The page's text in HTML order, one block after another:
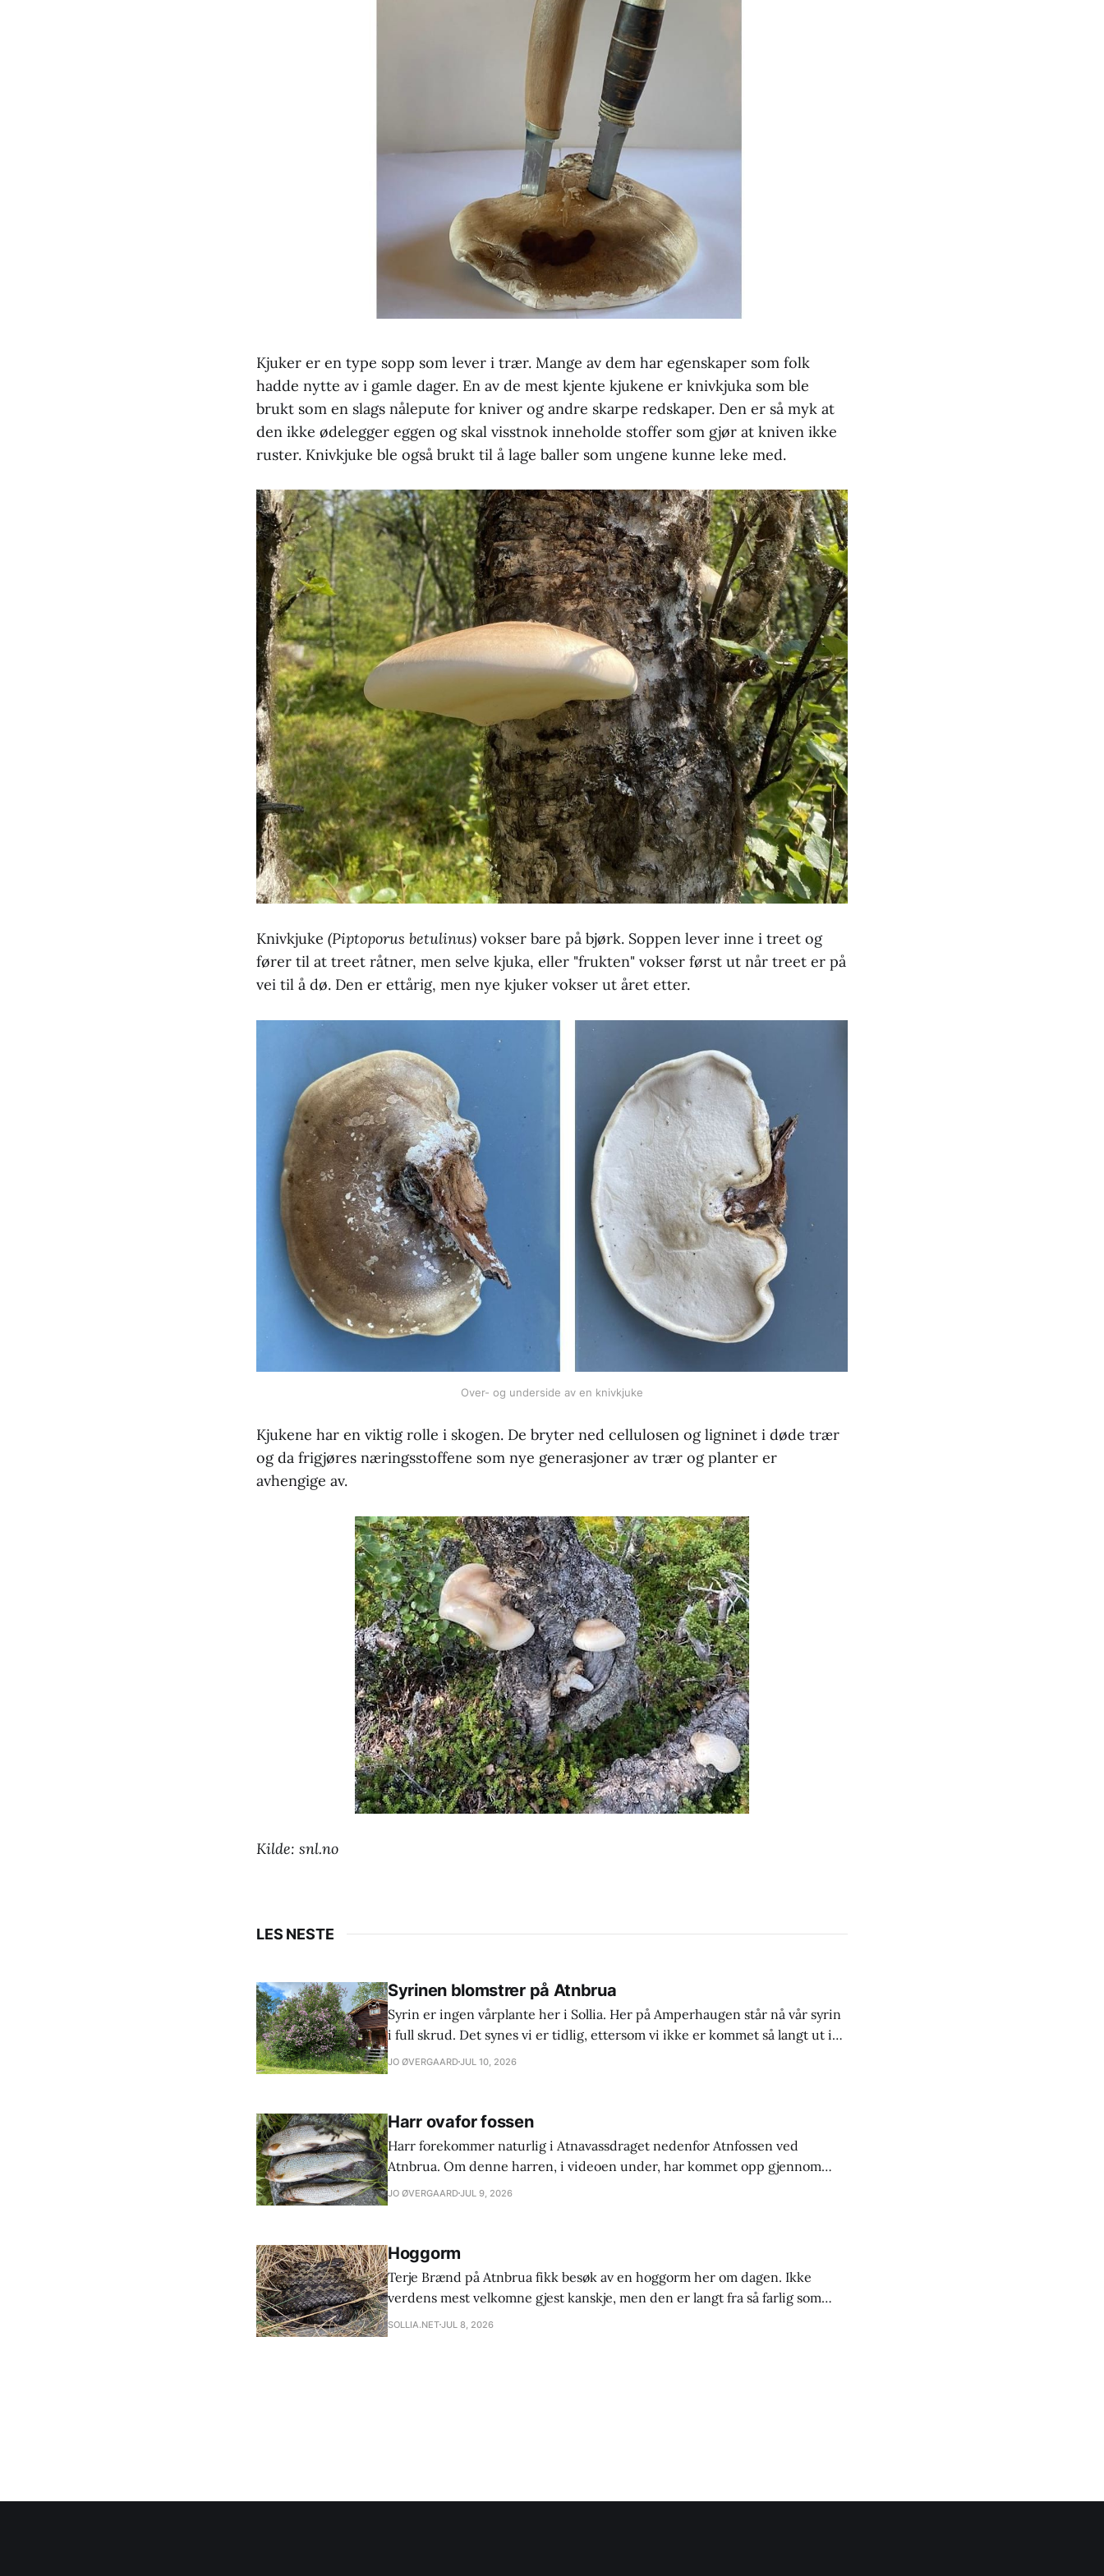
Kjuker er en type sopp som lever i trær. Mange av dem har egenskaper som folk
hadde nytte av i gamle dager. En av de mest kjente kjukene er knivkjuka som ble
brukt som en slags nålepute for kniver og andre skarpe redskaper. Den er så myk at
den ikke ødelegger eggen og skal visstnok inneholde stoffer som gjør at kniven ikke
ruster. Knivkjuke ble også brukt til å lage baller som ungene kunne leke med.
Knivkjuke (Piptoporus betulinus) vokser bare på bjørk. Soppen lever inne i treet og
fører til at treet råtner, men selve kjuka, eller "frukten" vokser først ut når treet er på
vei til å dø. Den er ettårig, men nye kjuker vokser ut året etter.
Over- og underside av en knivkjuke
Kjukene har en viktig rolle i skogen. De bryter ned cellulosen og ligninet i døde trær
og da frigjøres næringsstoffene som nye generasjoner av trær og planter er
avhengige av.
Kilde: snl.no
LES NESTE
Syrinen blomstrer på Atnbrua
Syrin er ingen vårplante her i Sollia. Her på Amperhaugen står nå vår syrin
i full skrud. Det synes vi er tidlig, ettersom vi ikke er kommet så langt ut i
juli. Jeg husker fra barne- og ungdomsår at den blomstret i august. Så dette
JO ØVERGAARDJUL 10, 2026
Harr ovafor fossen
Harr forekommer naturlig i Atnavassdraget nedenfor Atnfossen ved
Atnbrua. Om denne harren, i videoen under, har kommet opp gjennom
fossen av seg sjølv, eller har fått hjelp, er bare spekulasjoner. Atna
JO ØVERGAARDJUL 9, 2026
Hoggorm
Terje Brænd på Atnbrua fikk besøk av en hoggorm her om dagen. Ikke
verdens mest velkomne gjest kanskje, men den er langt fra så farlig som
mange tror. Hoggormen er den eneste giftslangen her i landet. Det anslås
SOLLIA.NETJUL 8, 2026